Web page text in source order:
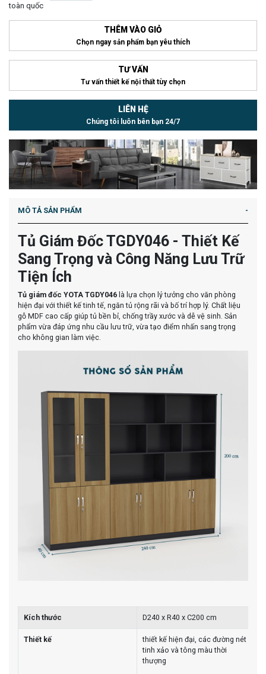
toàn quốc
THÊM VÀO GIỎ
Chọn ngay sản phẩm bạn yêu thích
TƯ VẤN
Tư vấn thiết kế nội thất tùy chọn
LIÊN HỆ
Chúng tôi luôn bên bạn 24/7
MÔ TẢ SẢN PHẨM
Tủ Giám Đốc TGDY046 - Thiết Kế
Sang Trọng và Công Năng Lưu Trữ
Tiện Ích
Tủ giám đốc YOTA TGDY046 là lựa chọn lý tưởng cho văn phòng
hiện đại với thiết kế tinh tế, ngăn tủ rộng rãi và bố trí hợp lý. Chất liệu
gỗ MDF cao cấp giúp tủ bền bỉ, chống trầy xước và dễ vệ sinh. Sản
phẩm vừa đáp ứng nhu cầu lưu trữ, vừa tạo điểm nhấn sang trọng
cho không gian làm việc.
Kích thước D240 x R40 x C200 cm
Thiết kế
thiết kế hiện đại, các đường nét
tinh xảo và tông màu thời
thượng